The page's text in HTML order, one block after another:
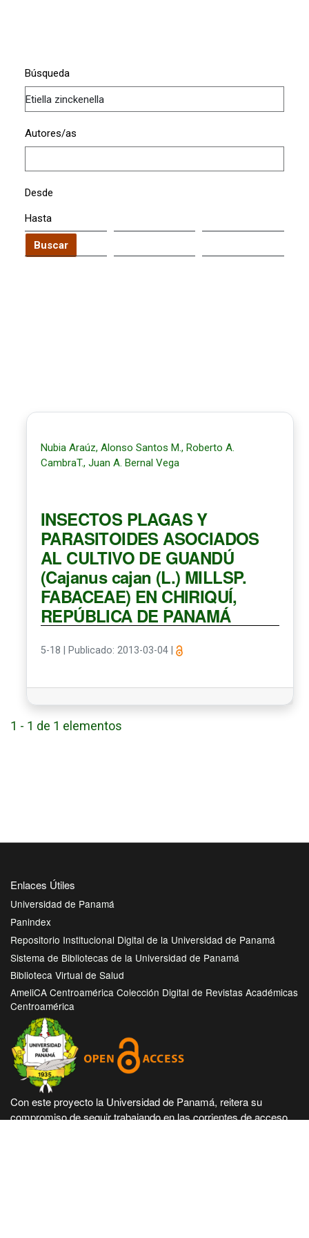
Búsqueda
Autores/as
Desde
Hasta
Buscar
Nubia Araúz, Alonso Santos M., Roberto A.
CambraT., Juan A. Bernal Vega
INSECTOS PLAGAS Y
PARASITOIDES ASOCIADOS
AL CULTIVO DE GUANDÚ
(Cajanus cajan (L.) MILLSP.
FABACEAE) EN CHIRIQUÍ,
REPÚBLICA DE PANAMÁ
5-18 Publicado: 2013-03-04
1 - 1 de 1 elementos
Enlaces Útiles
Universidad de Panamá
Panindex
Repositorio Institucional Digital de la Universidad de Panamá
Sistema de Bibliotecas de la Universidad de Panamá
Biblioteca Virtual de Salud
AmeliCA Centroamérica Colección Digital de Revistas Académicas
Centroamérica
Con este proyecto la Universidad de Panamá, reitera su
compromiso de seguir trabajando en las corrientes de acceso